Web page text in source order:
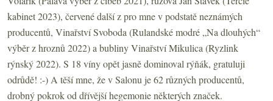
kabinet 2023), červené další z pro mne v podstatě neznámých
producentů, Vinařství Svoboda (Rulandské modré „Na dlouhých“
výběr z hroznů 2022) a bubliny Vinařství Mikulica (Ryzlink
rýnský 2022). S 18 víny opět jasně dominoval rýňák, gratuluji
odrůdě! :-) A těší mne, že v Salonu je 62 různých producentů,
drobný pokrok od dřívější hegemonie některých značek.